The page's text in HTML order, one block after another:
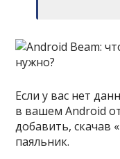
Если у вас нет
в вашем Android
добавить, скачав
паяльник.